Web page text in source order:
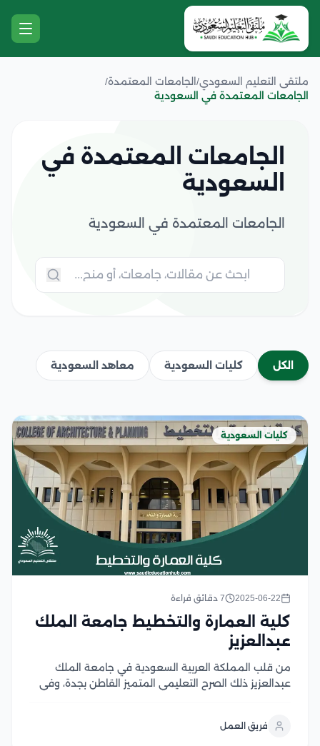
ملتقى التعليم السعودي/ الجامعات المعتمدة/
الجامعات المعتمدة في السعودية
الجامعات المعتمدة في
السعودية
الجامعات المعتمدة في السعودية
الكل كليات السعودية معاهد السعودية
كليات السعودية
2025-06-22 7 دقائق قراءة
كلية العمارة والتخطيط جامعة الملك
عبدالعزيز
من قلب المملكة العربية السعودية في جامعة الملك
عبدالعزيز ذلك الصرح التعليمي المتميز القاطن بجدة، وفي
السعودية، بتأسيس كلية العمارة والتخطيط جامعة الملك
فريق العمل